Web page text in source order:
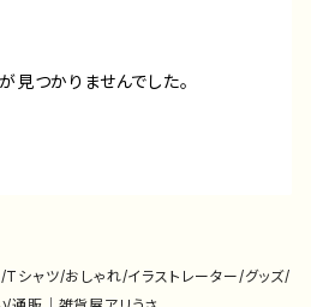
見つかりませんでした。
ャツ/おしゃれ/イラストレーター/グッズ/